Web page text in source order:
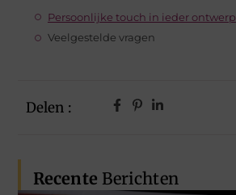
Persoonlijke touch in ieder ontwerp
Veelgestelde vragen
Delen :
Recente Berichten